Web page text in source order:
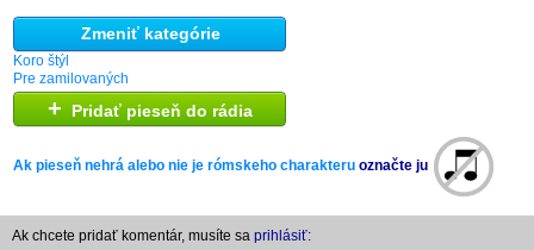
Zmeniť kategórie
Koro štýl
Pre zamilovaných
+ Pridať pieseň do rádia
Ak pieseň nehrá alebo nie je rómskeho charakteru označte ju
Ak chcete pridať komentár, musíte sa prihlásiť: